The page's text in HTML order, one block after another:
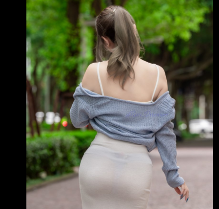
財務報告或年度自結財務資訊報導期間 起訖日
期(XXX/XX/XX~XXX/XX/XX):
115/01/01~115/06/30 4.1月1日累計至本期止
營業收入(仟元):4,678,093 5.1月1日累計至本期
止營業毛利(毛損) (仟元):812,056 6.1月1日累計
至本期止營業利益(損失) (仟元):31,860 7